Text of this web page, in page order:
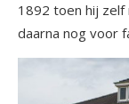
1892 toen hij zelf
daarna nog voor